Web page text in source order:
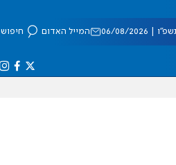
08/2026 המייל האדום חיפוש